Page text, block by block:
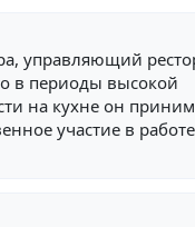
управляющий
в периоды высокой
на кухне он
участие в